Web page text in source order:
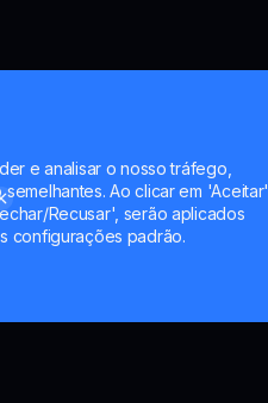
e analisar o nosso tráfego,
Ao clicar em 'Aceitar',
Recusar', serão aplicados
configurações padrão.